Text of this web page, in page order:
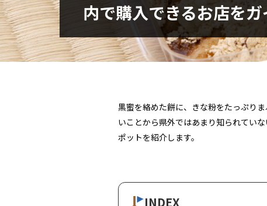
内で購入できるお店を
黒蜜を絡めた餅に、きな粉をたっぷり
いことから県外ではあまり知られてい
ポットを紹介します。
INDEX